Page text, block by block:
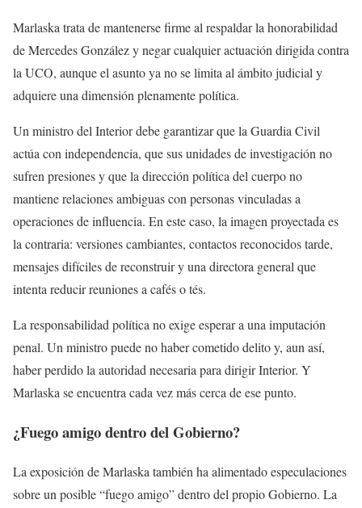
Marlaska trata de mantenerse firme al respaldar la honorabilidad
de Mercedes González y negar cualquier actuación dirigida contra
la UCO, aunque el asunto ya no se limita al ámbito judicial y
adquiere una dimensión plenamente política.
Un ministro del Interior debe garantizar que la Guardia Civil
actúa con independencia, que sus unidades de investigación no
sufren presiones y que la dirección política del cuerpo no
mantiene relaciones ambiguas con personas vinculadas a
operaciones de influencia. En este caso, la imagen proyectada es
la contraria: versiones cambiantes, contactos reconocidos tarde,
mensajes difíciles de reconstruir y una directora general que
intenta reducir reuniones a cafés o tés.
La responsabilidad política no exige esperar a una imputación
penal. Un ministro puede no haber cometido delito y, aun así,
haber perdido la autoridad necesaria para dirigir Interior. Y
Marlaska se encuentra cada vez más cerca de ese punto.
¿Fuego amigo dentro del Gobierno?
La exposición de Marlaska también ha alimentado especulaciones
sobre un posible “fuego amigo” dentro del propio Gobierno. La